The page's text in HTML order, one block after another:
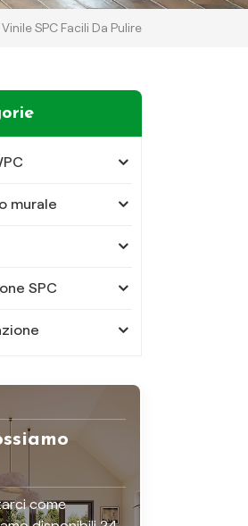
SPC Facili Da Pulire
murale
SPC
come